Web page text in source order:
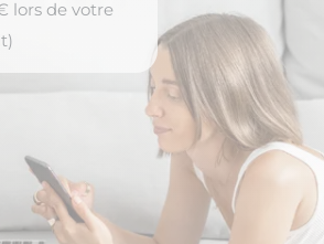
lors de votre